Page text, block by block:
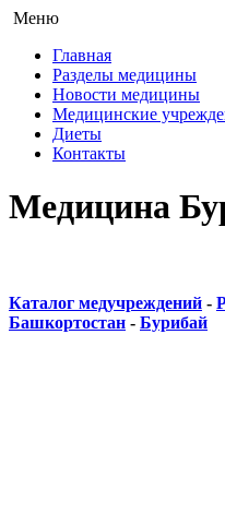
Меню
Главная
Разделы медицины
Новости медицины
Медицинские
Диеты
Контакты
Медицина
Каталог медучреждений -
Башкортостан - Бурибай